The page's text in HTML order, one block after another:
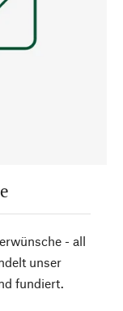
- all
unser
fundiert.